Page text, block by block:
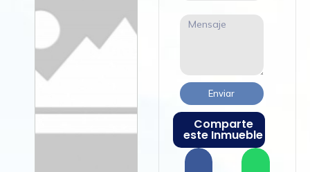
Enviar
Comparte
este Inmueble